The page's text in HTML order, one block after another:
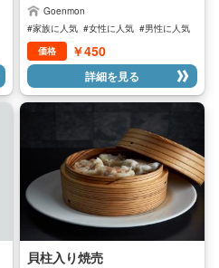
麻団子をお楽しみいただけます。
Goenmon
#家族に人気 #女性に人気 #男性に人気
価格
￥450
詳細を見る
貝柱入り焼売